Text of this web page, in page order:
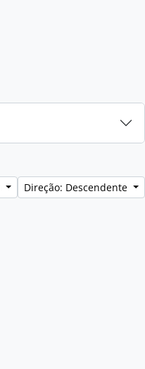
Direção: Descendente